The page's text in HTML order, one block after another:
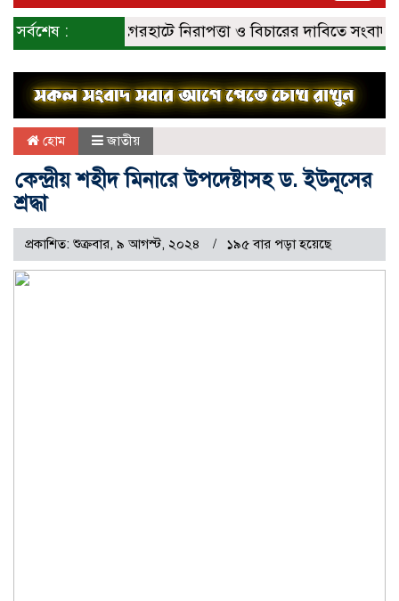
সর্বশেষ : বাগেরহাটে নিরাপত্তা ও বিচারের দাবিতে সংবাদ
হোম জাতীয়
কেন্দ্রীয় শহীদ মিনারে উপদেষ্টাসহ ড. ইউনূসের
শ্রদ্ধা
প্রকাশিত: শুক্রবার, ৯ আগস্ট, ২০২৪ ১৯৫ বার পড়া হয়েছে